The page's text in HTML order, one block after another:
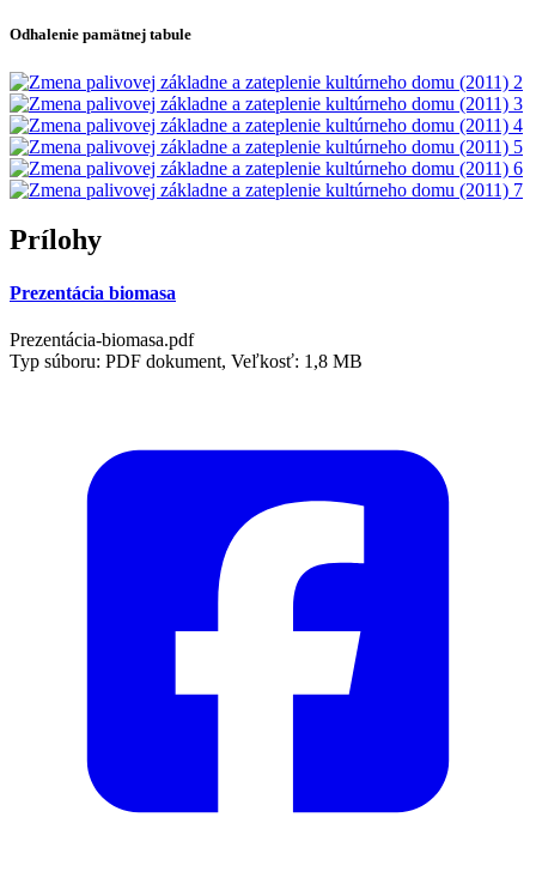
Odhalenie pamätnej tabule
Prílohy
Prezentácia biomasa
Prezentácia-biomasa.pdf
Typ súboru: PDF dokument, Veľkosť: 1,8 MB